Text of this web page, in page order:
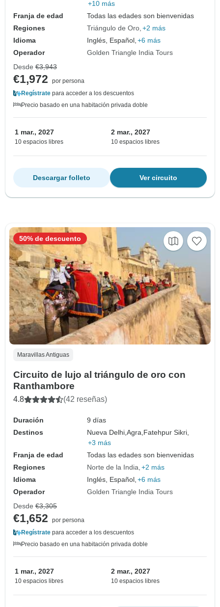
+10 más
Franja de edad
Todas las edades son bienvenidas
Regiones
Triángulo de Oro +2 más
Idioma
Inglés, Español, +6 más
Operador
Golden Triangle India Tours
Desde €3,943
€1,972
por persona
Regístrate para acceder a los descuentos
Precio basado en una habitación privada doble
1 mar., 2027
10 espacios libres
2 mar., 2027
10 espacios libres
Ver circuito
Descargar folleto
Maravillas Antiguas
Circuito de lujo al triángulo de oro con
Ranthambore
4.8 (42 reseñas)
Duración
9 días
Destinos
Nueva Delhi,Agra, Fatehpur Sikri,
+3 más
Franja de edad
Todas las edades son bienvenidas
Regiones
Norte de la India +2 más
Idioma
Inglés, Español, +6 más
Operador
Golden Triangle India Tours
50% de descuento
Desde €3,305
€1,652
por persona
Regístrate para acceder a los descuentos
Precio basado en una habitación privada doble
1 mar., 2027
10 espacios libres
2 mar., 2027
10 espacios libres